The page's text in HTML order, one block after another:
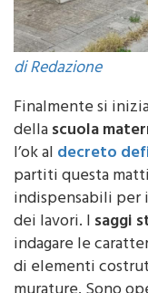
di Redazione
Finalmente si
dellascuola
l’ok aldecreto
partiti questa
indispensabili per
dei lavori. Isaggi
indagare le
di elementi